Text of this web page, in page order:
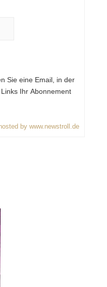
Sie eine Email, in der
Ihr Abonnement
hosted by www.newstroll.de